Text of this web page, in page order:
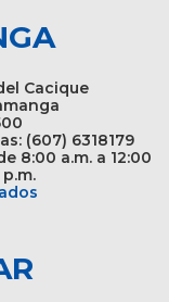
Cacique
(607) 6318179
8:00 a.m. a 12:00